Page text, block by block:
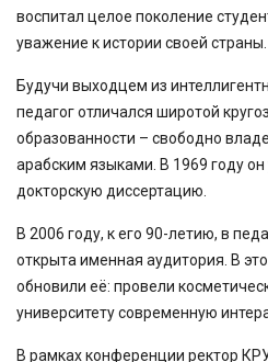
воспитал целое поколение
уважение к истории своей страны.
Будучи выходцем из
педагог отличался широтой
образованности – свободно
арабским языками. В 1969 году
докторскую диссертацию.
В 2006 году, к его 90-летию, в
открыта именная аудитория. В
обновили её: провели
университету современную
В рамках конференции ректор